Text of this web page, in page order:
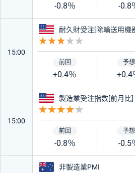
-0.8％ -0.8
15:00
アメリカ
耐久財受注[除輸送用機
+0.4％ +0.4
15:00
アメリカ
製造業受注指数[前月比]
-0.8％ -0.5
オーストラリア
非製造業PMI